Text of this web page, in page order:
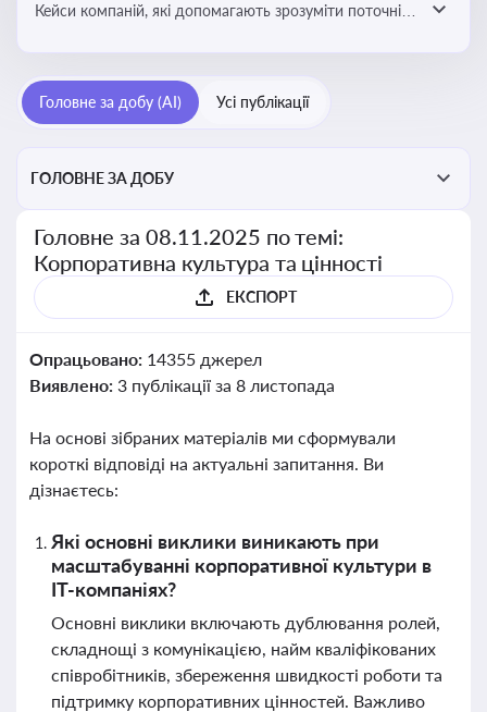
Кейси компаній, які допомагають зрозуміти поточні
бізнес-середовища
Головне за добу (AI) Усі публікації
ГОЛОВНЕ ЗА ДОБУ
Головне за 08.11.2025 по темі:
Корпоративна культура та цінності
ЕКСПОРТ
Опрацьовано: 14355 джерел
Виявлено: 3 публікації за 8 листопада
На основі зібраних матеріалів ми сформували
короткі відповіді на актуальні запитання. Ви
дізнаєтесь:
Які основні виклики виникають при
масштабуванні корпоративної культури в
IT-компаніях?
Основні виклики включають дублювання ролей,
складнощі з комунікацією, найм кваліфікованих
співробітників, збереження швидкості роботи та
підтримку корпоративних цінностей. Важливо